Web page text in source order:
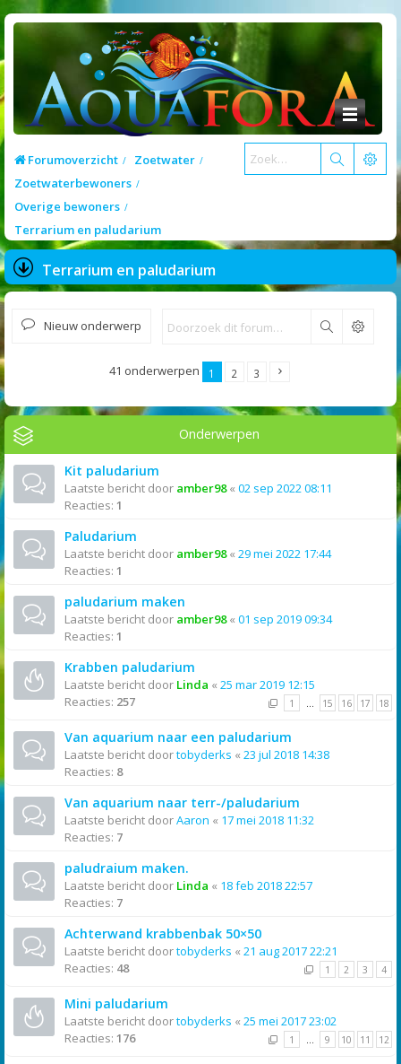
Forumoverzicht
Zoetwater
Zoetwaterbewoners
Overige bewoners
Terrarium en paludarium
Terrarium en paludarium
Nieuw onderwerp Zoek
41 onderwerpen 1 2 3
Onderwerpen
Kit paludarium
Laatste bericht door amber98« 02 sep 2022 08:11
Reacties: 1
Paludarium
Laatste bericht door amber98« 29 mei 2022 17:44
Reacties: 1
paludarium maken
Laatste bericht door amber98« 01 sep 2019 09:34
Reacties: 1
Krabben paludarium
Laatste bericht door Linda « 25 mar 2019 12:15
Reacties: 257 1 … 15 16 17 18
Van aquarium naar een paludarium
Laatste bericht doortobyderks « 23 jul 2018 14:38
Reacties: 8
Van aquarium naar terr-/paludarium
Laatste bericht doorAaron « 17 mei 2018 11:32
Reacties: 7
paludraium maken.
Laatste bericht door Linda « 18 feb 2018 22:57
Reacties: 7
Achterwand krabbenbak 50×50
Laatste bericht doortobyderks « 21 aug 2017 22:21
Reacties: 48 1 2 3 4
Mini paludarium
Laatste bericht doortobyderks « 25 mei 2017 23:02
Reacties: 176 1 … 9 10 11 12